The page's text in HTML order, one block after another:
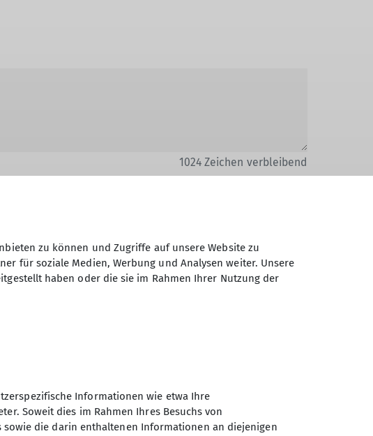
1024Zeichen verbleibend
Daten elektronisch gesichert und zum
meine Einwilligung jederzeit wiederrufen kann.
zu können und Zugriffe auf unsere Website zu
für soziale Medien, Werbung und Analysen weiter. Unsere
haben oder die sie im Rahmen Ihrer Nutzung der
Informationen wie etwa Ihre
Soweit dies im Rahmen Ihres Besuchs von
die darin enthaltenen Informationen an diejenigen